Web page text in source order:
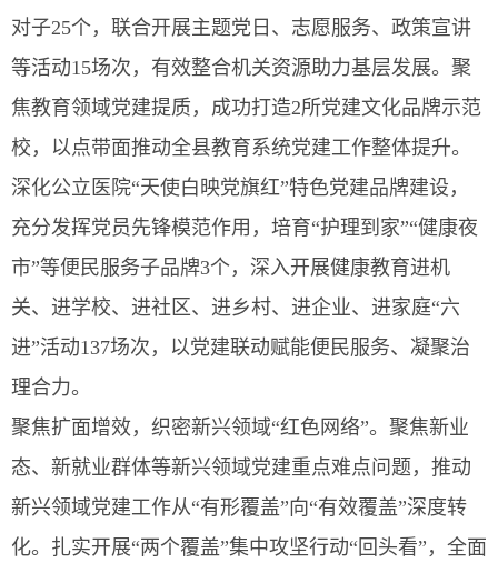
对子25个，联合开展主题党日、志愿服务、政策宣讲
等活动15场次，有效整合机关资源助力基层发展。聚
焦教育领域党建提质，成功打造2所党建文化品牌示范
校，以点带面推动全县教育系统党建工作整体提升。
深化公立医院“天使白映党旗红”特色党建品牌建设，
充分发挥党员先锋模范作用，培育“护理到家”“健康夜
市”等便民服务子品牌3个，深入开展健康教育进机
关、进学校、进社区、进乡村、进企业、进家庭“六
进”活动137场次，以党建联动赋能便民服务、凝聚治
理合力。
聚焦扩面增效，织密新兴领域“红色网络”。聚焦新业
态、新就业群体等新兴领域党建重点难点问题，推动
新兴领域党建工作从“有形覆盖”向“有效覆盖”深度转
化。扎实开展“两个覆盖”集中攻坚行动“回头看”，全面